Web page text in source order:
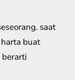
saat
buat